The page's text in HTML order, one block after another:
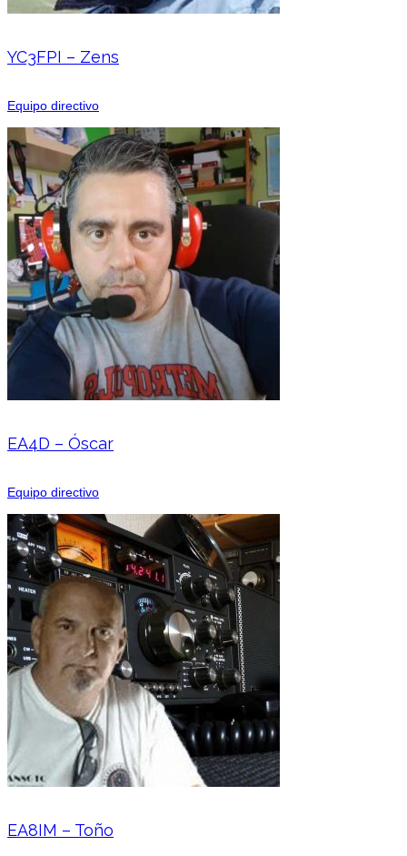
YC3FPI – Zens
Equipo directivo
EA4D – Óscar
Equipo directivo
EA8IM – Toño